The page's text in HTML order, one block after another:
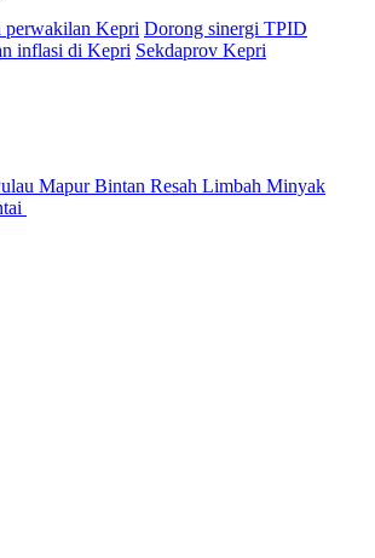
perwakilan Kepri Dorong sinergi TPID
inflasi di Kepri Sekdaprov Kepri
Mapur Bintan Resah Limbah Minyak